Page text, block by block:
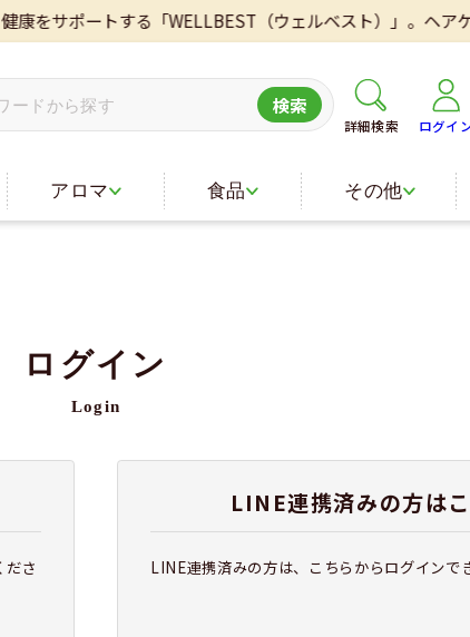
をサポートする「WELLBEST（ウェルベスト）」。ヘアケ
詳細検索 ログイ
検索
アロマ 食品 その他
ログイン
Login
ださ
LINE連携済みの方は
LINE連携済みの方は、こちらからログインで